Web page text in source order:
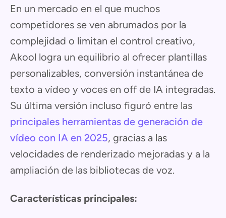
En un mercado en el que muchos
competidores se ven abrumados por la
complejidad o limitan el control creativo,
Akool logra un equilibrio al ofrecer plantillas
personalizables, conversión instantánea de
texto a vídeo y voces en off de IA integradas.
Su última versión incluso figuró entre las
principales herramientas de generación de
vídeo con IA en 2025, gracias a las
velocidades de renderizado mejoradas y a la
ampliación de las bibliotecas de voz.
Características principales: